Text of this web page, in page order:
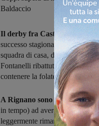
Baldaccio
Il derby fra Castelnuovese e
successo stagionale), dopo
squadra di casa, dopo ilgol del
Fontanelli ribattuto da Poggi, la
contenere la folate offensive
A Rignano sono i ragazzi di
in tempo) ad avere ragione per
leggermente rimaneggiata e